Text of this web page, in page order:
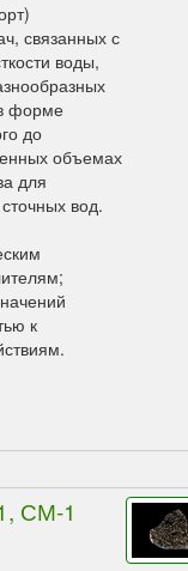
связанных с
воды,
форме
до
объемах
для
вод.
к
СМ-1